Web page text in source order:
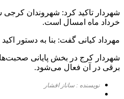
شهردار تاکید کرد: شهروندان
خرداد ماه امسال است.
مهرداد کیانی گفت: بنا به دستور
شهردار کرج در بخش پایانی
برقی در آن فعال می‌شود.
نویسنده : ساناز افشار